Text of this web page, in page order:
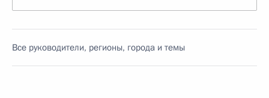
Все руководители, регионы, города и темы